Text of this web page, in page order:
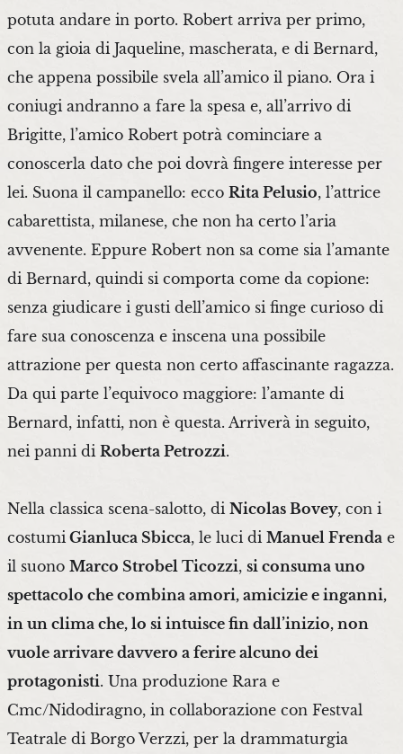
potuta andare in porto. Robert arriva per primo,
con la gioia di Jaqueline, mascherata, e di Bernard,
che appena possibile svela all’amico il piano. Ora i
coniugi andranno a fare la spesa e, all’arrivo di
Brigitte, l’amico Robert potrà cominciare a
conoscerla dato che poi dovrà fingere interesse per
lei. Suona il campanello: ecco Rita Pelusio, l’attrice
cabarettista, milanese, che non ha certo l’aria
avvenente. Eppure Robert non sa come sia l’amante
di Bernard, quindi si comporta come da copione:
senza giudicare i gusti dell’amico si finge curioso di
fare sua conoscenza e inscena una possibile
attrazione per questa non certo affascinante ragazza.
Da qui parte l’equivoco maggiore: l’amante di
Bernard, infatti, non è questa. Arriverà in seguito,
nei panni di Roberta Petrozzi.
Nella classica scena-salotto, di Nicolas Bovey, con i
costumi Gianluca Sbicca, le luci di Manuel Frenda e
il suono Marco Strobel Ticozzi, si consuma uno
spettacolo che combina amori, amicizie e inganni,
in un clima che, lo si intuisce fin dall’inizio, non
vuole arrivare davvero a ferire alcuno dei
protagonisti. Una produzione Rara e
Cmc/Nidodiragno, in collaborazione con Festval
Teatrale di Borgo Verzzi, per la drammaturgia